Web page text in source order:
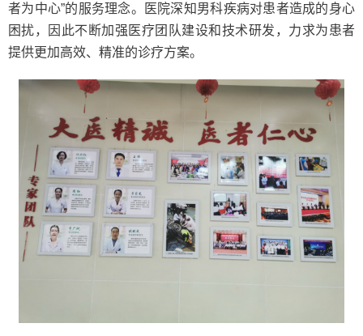
者为中心”的服务理念。医院深知男科疾病对患者造成的身心
困扰，因此不断加强医疗团队建设和技术研发，力求为患者
提供更加高效、精准的诊疗方案。